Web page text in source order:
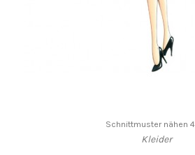
Schnittmuster nähen
Kleider